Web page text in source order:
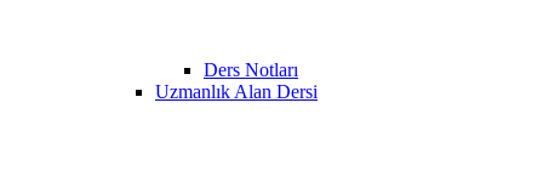
Ders Notları
Uzmanlık Alan Dersi